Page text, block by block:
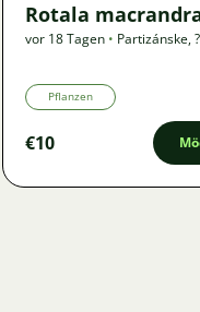
Rotala
vor 18 Tagen • Partizánske,
Pflanzen
€10